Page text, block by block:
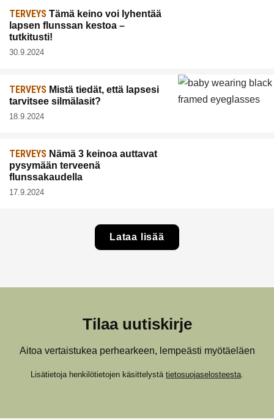
TERVEYS Tämä keino voi lyhentää
lapsen flunssan kestoa –
tutkitusti!
30.9.2024
TERVEYS Mistä tiedät, että lapsesi
tarvitsee silmälasit?
18.9.2024
TERVEYS Nämä 3 keinoa auttavat
pysymään terveenä
flunssakaudella
17.9.2024
Lataa lisää
Tilaa uutiskirje
Aitoa vertaistukea perhearkeen, lempeästi myötäeläen
Lisätietoja henkilötietojen käsittelystä tietosuojaselosteesta.